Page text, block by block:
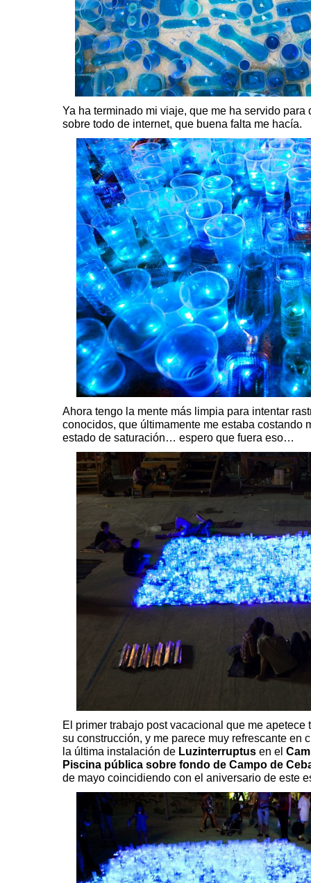
Ya ha terminado mi viaje, que me ha servido
sobre todo de internet, que buena falta me hacía.
Ahora tengo la mente más limpia para intentar
conocidos, que últimamente me estaba costando
estado de saturación… espero que fuera eso…
El primer trabajo post vacacional que me apetece
su construcción, y me parece muy refrescante en
la última instalación de Luzinterruptus en el
Piscina pública sobre fondo de Campo de
de mayo coincidiendo con el aniversario de este